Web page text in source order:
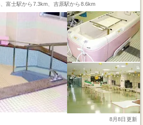
富士駅から7.3km、吉原駅から8.6km
8月8日更新